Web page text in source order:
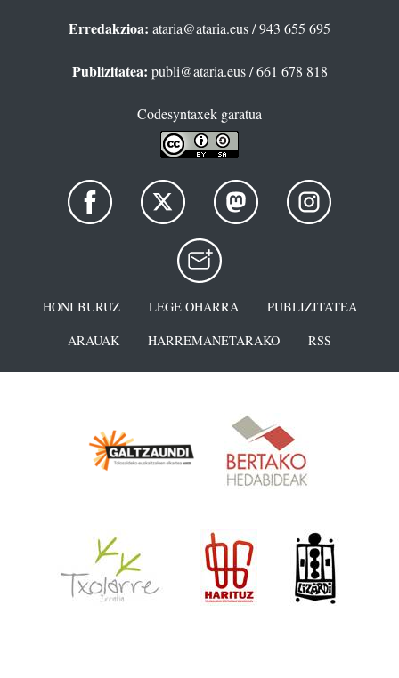
Erredakzioa: ataria@ataria.eus/ 943 655 695
Publizitatea: publi@ataria.eus/ 661 678 818
Codesyntaxek garatua
HONI BURUZ LEGE OHARRA
PUBLIZITATEA
ARAUAK
HARREMANETARAKO RSS